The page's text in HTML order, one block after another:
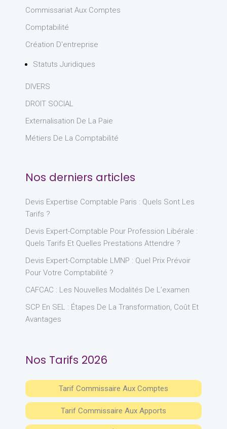
Commissariat Aux Comptes
Comptabilité
Création D'entreprise
Statuts Juridiques
DIVERS
DROIT SOCIAL
Externalisation De La Paie
Métiers De La Comptabilité
Nos derniers articles
Devis Expertise Comptable Paris : Quels Sont Les
Tarifs ?
Devis Expert-Comptable Pour Profession Libérale :
Quels Tarifs Et Quelles Prestations Attendre ?
Devis Expert-Comptable LMNP : Quel Prix Prévoir
Pour Votre Comptabilité ?
CAFCAC : Les Nouvelles Modalités De L’examen
SCP En SEL : Étapes De La Transformation, Coût Et
Avantages
Nos Tarifs 2026
Tarif Commissaire Aux Comptes
Tarif Commissaire Aux Apports